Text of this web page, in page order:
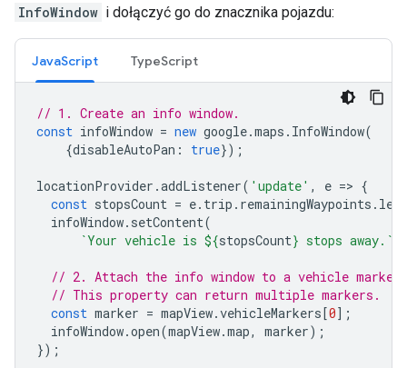
InfoWindow i dołączyć go do znacznika pojazdu:
JavaScript TypeScript
// 1. Create an info window.
const infoWindow = new google.maps . InfoWindow(
{disableAutoPan : true});
locationProvider .addListener( 'update' , e => {
const stopsCount = e. trip . remainingWaypoints .
infoWindow. setContent(
`Your vehicle is ${stopsCount} stops away.`
// 2. Attach the info window to a vehicle marker.
// This property can return multiple markers.
const marker = mapView.vehicleMarkers[0];
infoWindow.open(mapView.map, marker);
});